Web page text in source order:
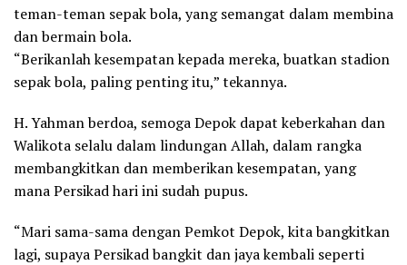
teman-teman sepak bola, yang semangat dalam membina
dan bermain bola.
“Berikanlah kesempatan kepada mereka, buatkan stadion
sepak bola, paling penting itu,” tekannya.
H. Yahman berdoa, semoga Depok dapat keberkahan dan
Walikota selalu dalam lindungan Allah, dalam rangka
membangkitkan dan memberikan kesempatan, yang
mana Persikad hari ini sudah pupus.
“Mari sama-sama dengan Pemkot Depok, kita bangkitkan
lagi, supaya Persikad bangkit dan jaya kembali seperti